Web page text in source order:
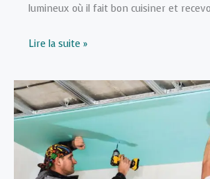
lumineux où il fait bon cuisiner et
Quel
choisir
une
cuisine
pratique
Lire la suite »